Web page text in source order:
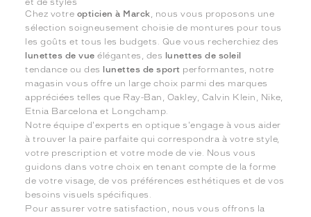
et de styles
Chez votre opticien à Marck, nous vous proposons une
sélection soigneusement choisie de montures pour tous
les goûts et tous les budgets. Que vous recherchiez des
lunettes de vue élégantes, des lunettes de soleil
tendance ou des
lunettes de sport performantes, notre
magasin vous offre un large choix parmi des marques
appréciées telles que Ray-Ban, Oakley, Calvin Klein, Nike,
Etnia Barcelona et Longchamp.
Notre équipe d'experts en optique s'engage à vous aider
à trouver la paire parfaite qui correspondra à votre style,
votre prescription et votre mode de vie. Nous vous
guidons dans votre choix en tenant compte de la forme
de votre visage, de vos préférences esthétiques et de vos
besoins visuels spécifiques.
Pour assurer votre satisfaction, nous vous offrons la